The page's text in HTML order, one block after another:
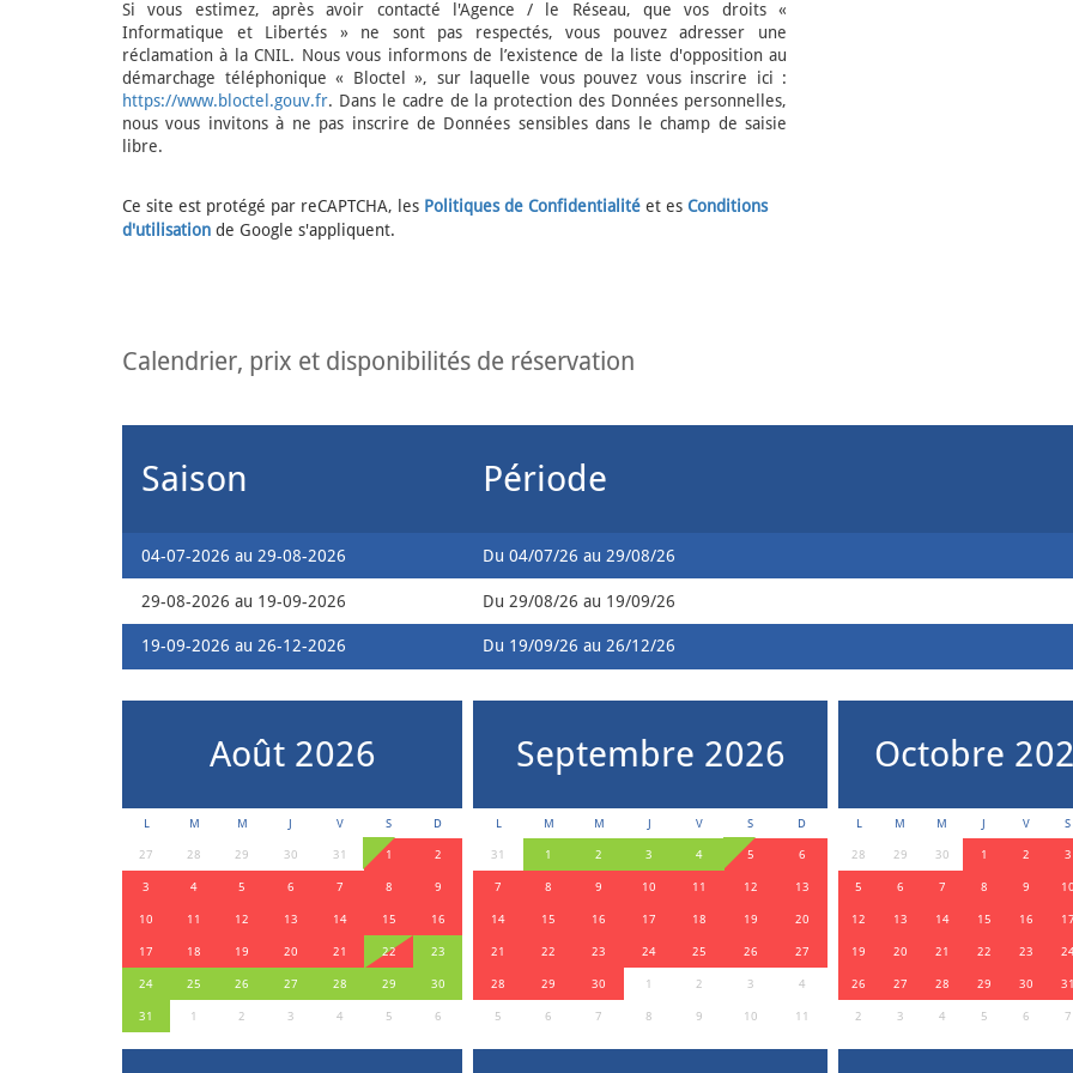
Si vous estimez, après avoir contacté l'Agence / le Réseau, que vos droits «
Informatique et Libertés » ne sont pas respectés, vous pouvez adresser une
réclamation à la CNIL. Nous vous informons de l’existence de la liste d'opposition au
démarchage téléphonique « Bloctel », sur laquelle vous pouvez vous inscrire ici :
https://www.bloctel.gouv.fr. Dans le cadre de la protection des Données personnelles,
nous vous invitons à ne pas inscrire de Données sensibles dans le champ de saisie
libre.
Ce site est protégé par reCAPTCHA, les Politiques de Confidentialité et es Conditions
d'utilisation de Google s'appliquent.
calendrier, prix et disponibilités de réservation
Saison Période
04-07-2026 au 29-08-2026 Du 04/07/26 au 29/08/26
29-08-2026 au 19-09-2026 Du 29/08/26 au 19/09/26
19-09-2026 au 26-12-2026 Du 19/09/26 au 26/12/26
Août 2026
L M M J V S D
27 28 29 30 31 1 2
3 4 5 6 7 8 9
10 11 12 13 14 15 16
17 18 19 20 21 22 23
24 25 26 27 28 29 30
31 1 2 3 4 5 6
Septembre 2026
L M M J V S D
31 1 2 3 4 5 6
7 8 9 10 11 12 13
14 15 16 17 18 19 20
21 22 23 24 25 26 27
28 29 30 1 2 3 4
5 6 7 8 9 10 11
Octobre
L M M J V S
28 29 30 1 2 3
5 6 7 8 9 10
12 13 14 15 16 17
19 20 21 22 23
26 27 28 29 30 31
2 3 4 5 6 7